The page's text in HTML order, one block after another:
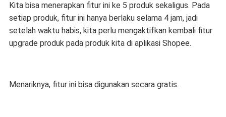
Kita bisa menerapkan fitur ini ke 5 produk sekaligus. Pada
setiap produk, fitur ini hanya berlaku selama 4 jam, jadi
setelah waktu habis, kita perlu mengaktifkan kembali fitur
upgrade produk pada produk kita di aplikasi Shopee.
Menariknya, fitur ini bisa digunakan secara gratis.